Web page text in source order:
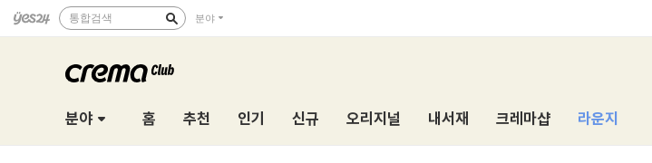
통합검색 분야
분야 홈 추천 인기 신규 오리지널 내서재 크레마샵 라운지